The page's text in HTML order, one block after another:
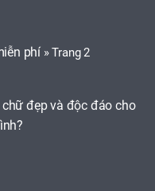
phí » Trang 2
đẹp và độc đáo cho